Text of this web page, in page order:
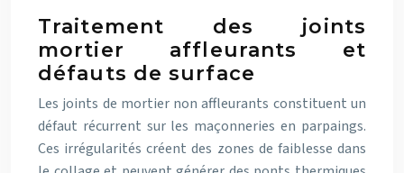
Traitement des joints
mortier affleurants et
défauts de surface
Les joints de mortier non affleurants constituent un
défaut récurrent sur les maçonneries en parpaings.
Ces irrégularités créent des zones de faiblesse dans